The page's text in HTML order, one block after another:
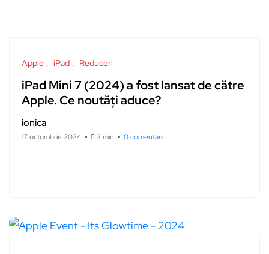
Apple iPad Reduceri
iPad Mini 7 (2024) a fost lansat de către
Apple. Ce noutăți aduce?
ionica
17 octombrie 2024 2 min 0 comentarii